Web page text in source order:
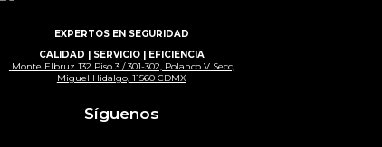
EXPERTOS EN SEGURIDAD
CALIDAD | SERVICIO | EFICIENCIA
Monte Elbruz 132 Piso 3 / 301-302, Polanco V Secc,
Miguel Hidalgo, 11560 CDMX
Síguenos